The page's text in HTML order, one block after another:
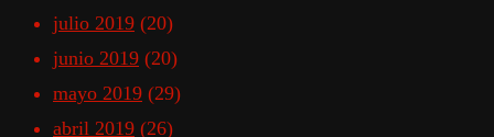
julio 2019 (20)
junio 2019 (20)
mayo 2019 (29)
abril 2019 (26)